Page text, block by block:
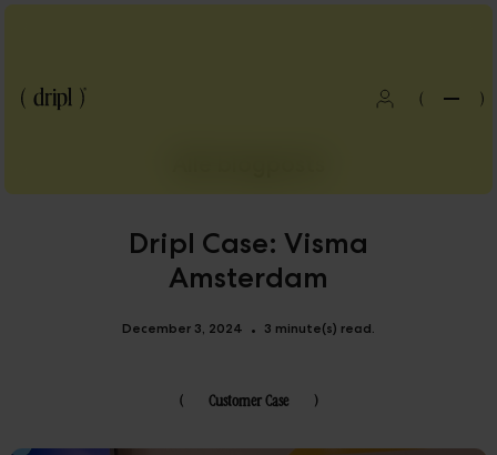
( )
Dripl Case: Visma
Amsterdam
December 3, 2024 • 3 minute(s) read.
( Customer Case )